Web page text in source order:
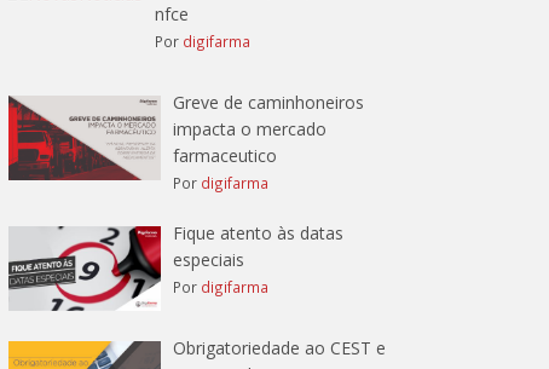
nfce
Por digifarma
Greve de caminhoneiros
impacta o mercado
farmaceutico
Por digifarma
Fique atento às datas
especiais
Por digifarma
Obrigatoriedade ao CEST e